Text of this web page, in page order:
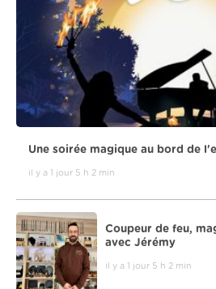
Une soirée magique au bord de
il y a 1 jour 5 h 2 min
Coupeur de feu,
avec Jérémy
il y a 1 jour 5 h 2 min